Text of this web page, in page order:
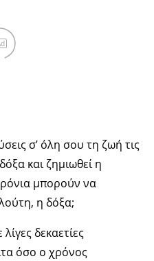
σ’ όλη σου τη ζωή τις
και ζημιωθεί η
μπορούν να
η δόξα;
δεκαετίες
όσο ο χρόνος